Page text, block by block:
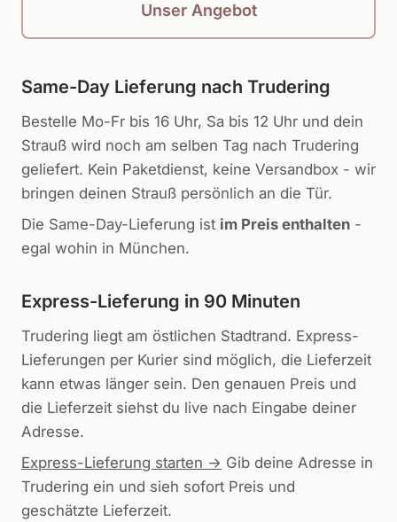
Unser Angebot
Same-Day Lieferung nach Trudering
Bestelle Mo-Fr bis 16 Uhr, Sa bis 12 Uhr und dein
Strauß wird noch am selben Tag nach Trudering
geliefert. Kein Paketdienst, keine Versandbox - wir
bringen deinen Strauß persönlich an die Tür.
Die Same-Day-Lieferung ist im Preis enthalten -
egal wohin in München.
Express-Lieferung in 90 Minuten
Trudering liegt am östlichen Stadtrand. Express-
Lieferungen per Kurier sind möglich, die Lieferzeit
kann etwas länger sein. Den genauen Preis und
die Lieferzeit siehst du live nach Eingabe deiner
Adresse.
Express-Lieferung starten → Gib deine Adresse in
Trudering ein und sieh sofort Preis und
geschätzte Lieferzeit.